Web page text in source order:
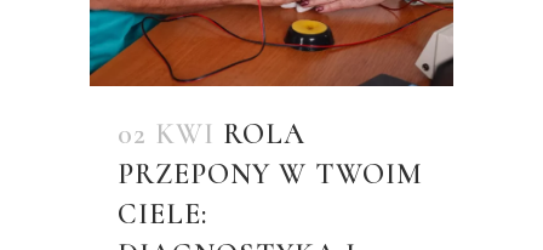
02 KWI ROLA
PRZEPONY W TWOIM
CIELE: